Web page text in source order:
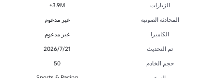
الزيارات
3.9M+
المحادثة الصوتية
غير مدعوم
الكاميرا
غير مدعوم
تم التحديث
21‏/7‏/2026
حجم الخادم
50